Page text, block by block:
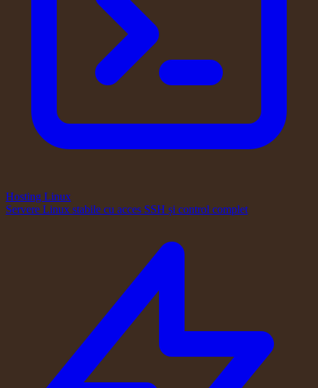
Hosting Linux
Servere Linux stabile cu acces SSH și control complet